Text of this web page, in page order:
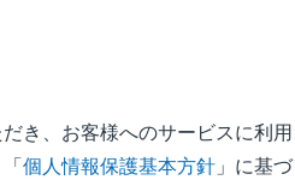
き、お客様へのサービスに利
個人情報保護基本方針 」に基